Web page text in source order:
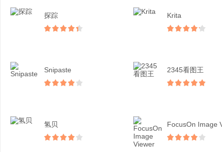
探踪 Krita
Snipaste 2345看图王
氢贝